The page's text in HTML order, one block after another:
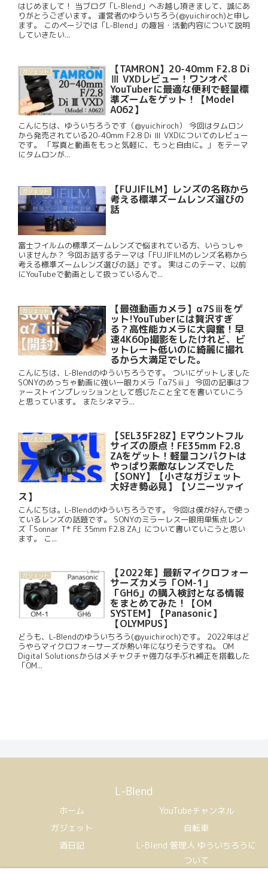
はじめまして！ 当ブログ「L-Blend」へお越し頂きまして、誠にあ
りがとうございます。 運営者のゆういちろう(@yuichiroch)と申し
ます。 このページでは「L-Blend」の趣旨・活動内容について説明
していきたい...
ガジェット 【TAMRON】20-40mm F2.8 Di
Ⅲ VXDレビュー！ワンオペ
YouTuberに最適な便利で軽量標
準ズームをゲット！【Model
A062】
こんにちは、ゆういちろうです（@yuichiroch） 今回はタムロン
から発売されている20-40mm F2.8 Di Ⅲ VXDについてのレビュー
です。 「写真と動画をもっと気軽に、もっと自由に。」 をテーマ
にタムロンが...
ガジェット 【FUJIFILM】レンズの名称から
考える標準ズームレンズ選びの
話
富士フイルムの標準ズームレンズで悩まれている方、いらっしゃ
いませんか？ 今回お話するテーマは「FUJIFILMのレンズ名称から
考える標準ズームレンズ選びの話」です。 実はこのテーマ、以前
にYouTubeで動画として扱っているんで...
ガジェット 【最強動画カメラ】α7Sⅲをゲ
ット!YouTuberには贅沢すぎ
る？高性能カメラに大興奮！早
速4K60p撮影をしたけれど、ビ
ットレート低いのに綺麗に撮れ
るから大満足でした。
こんにちは、L-Blendのゆういちろうです。 ついにゲットしました
SONYのめっちゃ動画に強い一眼カメラ「α7Sⅲ」 今回の記事はフ
ァーストインプレッションとして感じたこと全てを書いていこう
と思っています。 またシネマラ...
ガジェット 【SEL35F28Z】Eマウントフル
サイズの原点！FE35mm F2.8
ZAをゲット！軽量コンパクトは
やっぱり素敵なレンズでした
【SONY】【小さなガジェット
大好き勢必見】【ソニーツァイ
ス】
こんにちは。L-Blendのゆういちろうです。 今回は僕が好んで使っ
ているレンズの話題です。 SONYのミラーレス一眼用単焦点レン
ズ「Sonnar T* FE 35mm F2.8 ZA」について書いていこうと思い
ます。 こ...
ガジェット 【2022年】最新マイクロフォー
サーズカメラ「OM-1」
「GH6」の購入検討となる情報
をまとめてみた！【OM
SYSTEM】【Panasonic】
【OLYMPUS】
どうも、L-Blendのゆういちろう(@yuichiroch)です。 2022年はど
うやらマイクロフォーサーズが熱い年になりそうですね。 OM
Digital Solutionsからはメチャクチャ強力な手ぶれ補正を搭載した
「OM...
L-Blend
ホーム
YouTubeチャンネル
ガジェット
自転車
酒日記
L-Blend 管理人 ゆういちろうに
ついて